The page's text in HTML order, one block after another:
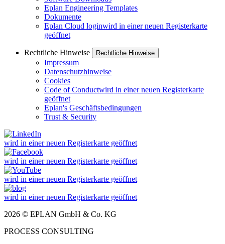
Eplan Engineering Templates
Dokumente
Eplan Cloud loginwird in einer neuen Registerkarte
geöffnet
Rechtliche Hinweise Rechtliche Hinweise
Impressum
Datenschutzhinweise
Cookies
Code of Conductwird in einer neuen Registerkarte
geöffnet
Eplan's Geschäftsbedingungen
Trust & Security
wird in einer neuen Registerkarte geöffnet
wird in einer neuen Registerkarte geöffnet
wird in einer neuen Registerkarte geöffnet
wird in einer neuen Registerkarte geöffnet
2026 © EPLAN GmbH & Co. KG
PROCESS CONSULTING